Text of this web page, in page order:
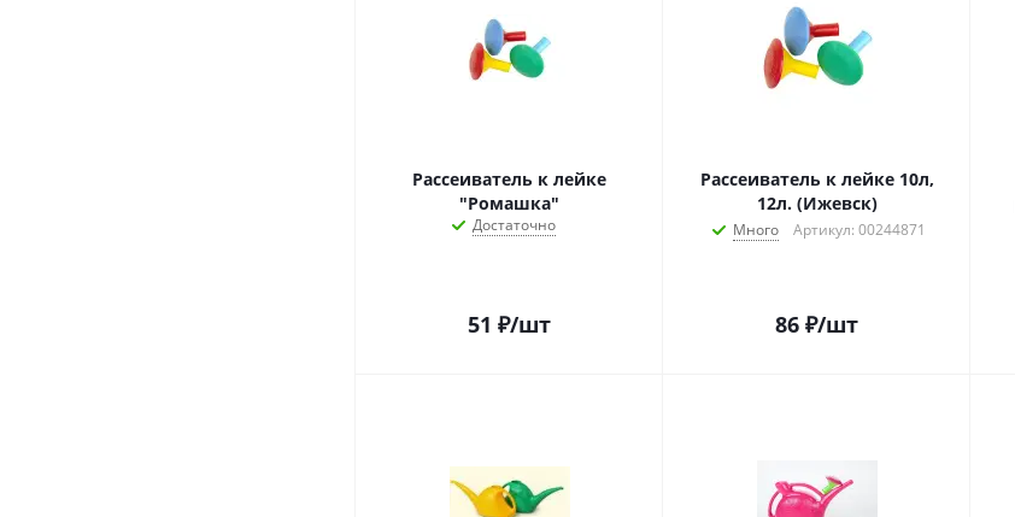
Рассеиватель к лейке
"Ромашка"
Достаточно
51 ₽/шт
Рассеиватель к лейке 10л,
12л. (Ижевск)
Много Артикул: 00244871
86 ₽/шт